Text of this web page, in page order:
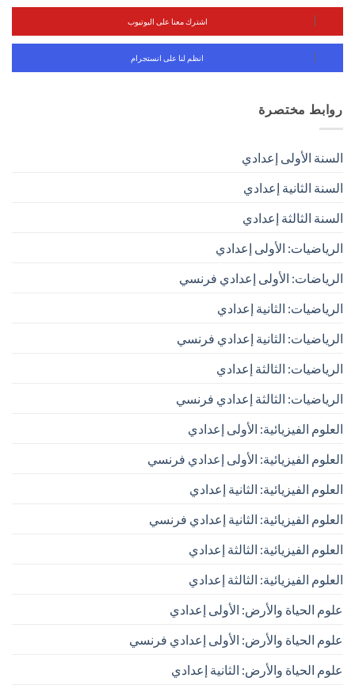
اشترك معنا على اليوتيوب
انظم لنا على انستجرام
روابط مختصرة
السنة الأولى إعدادي
السنة الثانية إعدادي
السنة الثالثة إعدادي
الرياضيات: الأولى إعدادي
الرياضات: الأولى إعدادي فرنسي
الرياضيات: الثانية إعدادي
الرياضيات: الثانية إعدادي فرنسي
الرياضيات: الثالثة إعدادي
الرياضيات: الثالثة إعدادي فرنسي
العلوم الفيزيائية: الأولى إعدادي
العلوم الفيزيائية: الأولى إعدادي فرنسي
العلوم الفيزيائية: الثانية إعدادي
العلوم الفيزيائية: الثانية إعدادي فرنسي
العلوم الفيزيائية: الثالثة إعدادي
العلوم الفيزيائية: الثالثة إعدادي
علوم الحياة والأرض: الأولى إعدادي
علوم الحياة والأرض: الأولى إعدادي فرنسي
علوم الحياة والأرض: الثانية إعدادي